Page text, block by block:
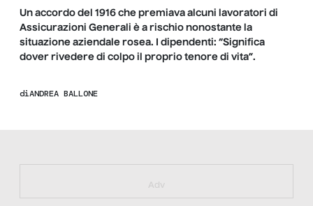
Un accordo del 1916 che premiava alcuni lavoratori di
Assicurazioni Generali è a rischio nonostante la
situazione aziendale rosea. I dipendenti: “Significa
dover rivedere di colpo il proprio tenore di vita”.
diANDREA BALLONE
https://bit.ly/muster_aggiornamento
Adv